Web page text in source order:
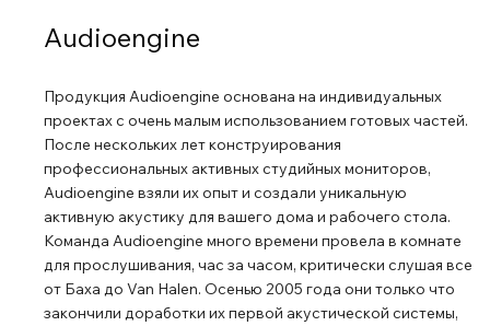
Audioengine
Продукция Audioengine основана на индивидуальных
проектах с очень малым использованием готовых частей.
После нескольких лет конструирования
профессиональных активных студийных мониторов,
Audioengine взяли их опыт и создали уникальную
активную акустику для вашего дома и рабочего стола.
Команда Audioengine много времени провела в комнате
для прослушивания, час за часом, критически слушая все
от Баха до Van Halen. Осенью 2005 года они только что
закончили доработки их первой акустической системы,